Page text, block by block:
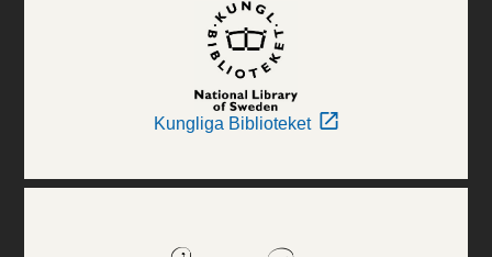
Kungliga Biblioteket